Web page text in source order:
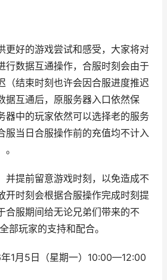
更好的游戏尝试和感受，大家将对
行数据互通操作，合服时刻会由于
（结束时刻也许会因合服进度推迟
据互通后，原服务器入口依然保
器中的玩家依然可以选择老的服务
服当日合服操作前的充值均不计入
并提前留意游戏时刻，以免造成不
开时刻会根据合服操作完成时刻提
合服期间给无论兄弟们带来的不
部玩家的支持和配合。
年1月5日（星期一）10:00—12:00